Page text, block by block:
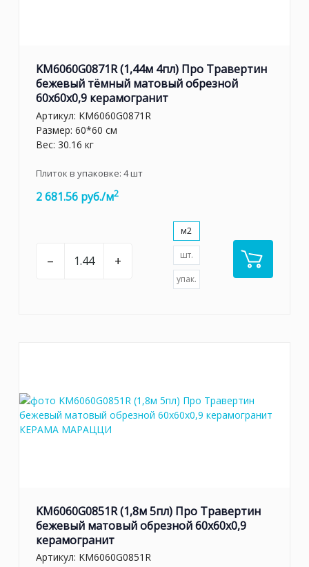
KM6060G0871R (1,44м 4пл) Про Травертин
бежевый тёмный матовый обрезной
60x60x0,9 керамогранит
Артикул: KM6060G0871R
Размер: 60*60 см
Вес: 30.16 кг
Плиток в упаковке: 4шт
2 681.56 руб./м2
– +
м2
шт.
упак.
KM6060G0851R (1,8м 5пл) Про Травертин
бежевый матовый обрезной 60x60x0,9
керамогранит
Артикул: KM6060G0851R